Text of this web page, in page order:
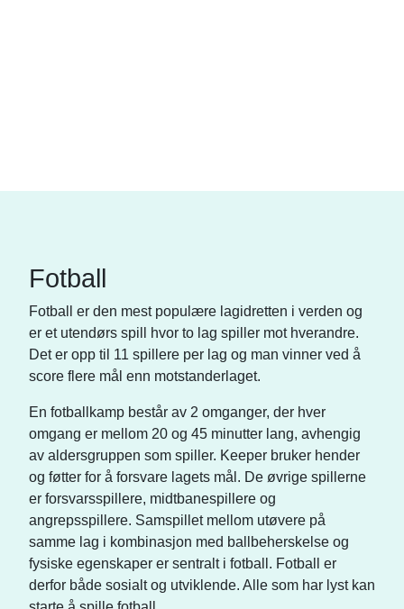
Fotball
Fotball er den mest populære lagidretten i verden og
er et utendørs spill hvor to lag spiller mot hverandre.
Det er opp til 11 spillere per lag og man vinner ved å
score flere mål enn motstanderlaget.
En fotballkamp består av 2 omganger, der hver
omgang er mellom 20 og 45 minutter lang, avhengig
av aldersgruppen som spiller. Keeper bruker hender
og føtter for å forsvare lagets mål. De øvrige spillerne
er forsvarsspillere, midtbanespillere og
angrepsspillere. Samspillet mellom utøvere på
samme lag i kombinasjon med ballbeherskelse og
fysiske egenskaper er sentralt i fotball. Fotball er
derfor både sosialt og utviklende. Alle som har lyst kan